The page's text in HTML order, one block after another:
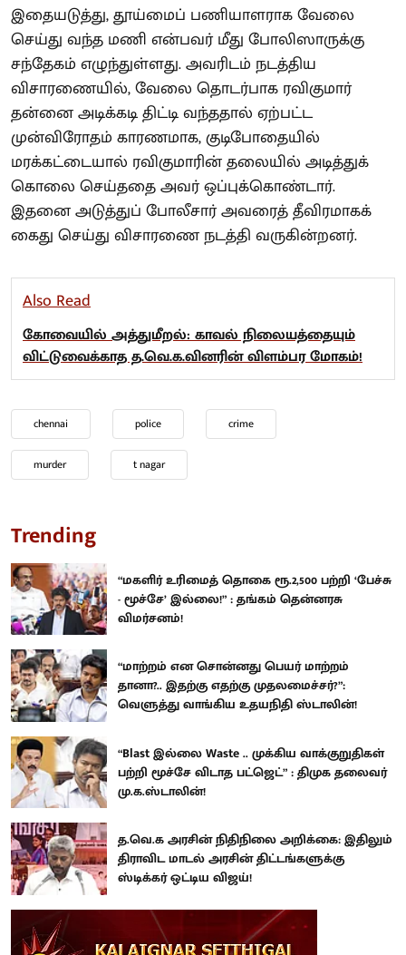
இதையடுத்து, தூய்மைப் பணியாளராக வேலை
செய்து வந்த மணி என்பவர் மீது போலிஸாருக்கு
சந்தேகம் எழுந்துள்ளது. அவரிடம் நடத்திய
விசாரணையில், வேலை தொடர்பாக ரவிகுமார்
தன்னை அடிக்கடி திட்டி வந்ததால் ஏற்பட்ட
முன்விரோதம் காரணமாக, குடிபோதையில்
மரக்கட்டையால் ரவிகுமாரின் தலையில் அடித்துக்
கொலை செய்ததை அவர் ஒப்புக்கொண்டார்.
இதனை அடுத்துப் போலீசார் அவரைத் தீவிரமாகக்
கைது செய்து விசாரணை நடத்தி வருகின்றனர்.
Also Read
கோவையில் அத்துமீறல்: காவல் நிலையத்தையும்
விட்டுவைக்காத த.வெ.க.வினரின் விளம்பர மோகம்!
chennai police crime
murder t nagar
Trending
“மகளிர் உரிமைத் தொகை ரூ.2,500 பற்றி ‘பேச்சு
- மூச்சே’ இல்லை!” : தங்கம் தென்னரசு
விமர்சனம்!
“மாற்றம் என சொன்னது பெயர் மாற்றம்
தானா?.. இதற்கு எதற்கு முதலமைச்சர்?”:
வெளுத்து வாங்கிய உதயநிதி ஸ்டாலின்!
“Blast இல்லை Waste .. முக்கிய வாக்குறுதிகள்
பற்றி மூச்சே விடாத பட்ஜெட்” : திமுக தலைவர்
மு.க.ஸ்டாலின்!
த.வெ.க அரசின் நிதிநிலை அறிக்கை: இதிலும்
திராவிட மாடல் அரசின் திட்டங்களுக்கு
ஸ்டிக்கர் ஒட்டிய விஜய்!